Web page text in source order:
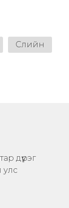
Сүүлийн
дүүрэг
улс